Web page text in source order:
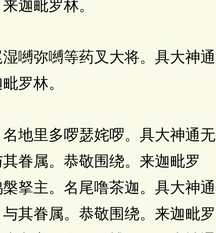
迦毗罗林。
弥嚩等药叉大将。具大神通
罗林。
里多啰瑟姹啰。具大神通无
眷属。恭敬围绕。来迦毗罗
拏主。名尾噜茶迦。具大神通
其眷属。恭敬围绕。来迦毗罗